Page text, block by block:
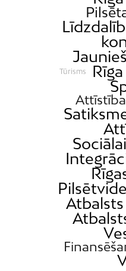
Tūrisms Rīga
Pilsētvide